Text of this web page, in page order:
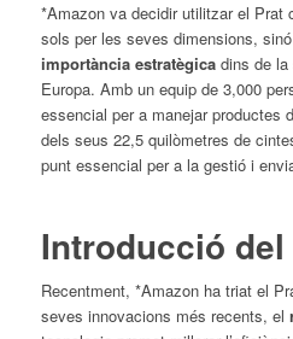
*Amazon va decidir utilitzar el Prat
sols per les seves dimensions,
importància estratègicadins de la
Europa. Amb un equip de 3,000
essencial per a manejar productes
dels seus 22,5 quilòmetres de
punt essencial per a la gestió i
Introducció
Recentment, *Amazon ha triat el
seves innovacions més recents, el